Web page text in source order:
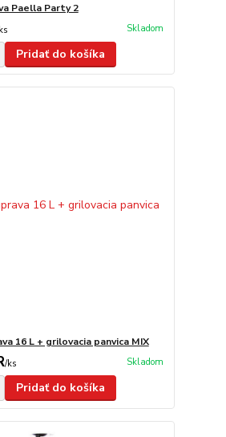
Paella Party 2
Skladom
Pridať do košíka
16 L + grilovacia panvica MIX
/ks Skladom
Pridať do košíka